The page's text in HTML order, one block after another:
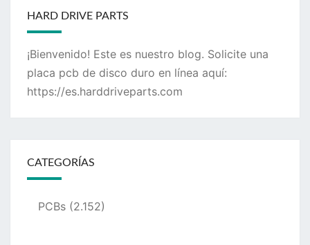
HARD DRIVE PARTS
¡Bienvenido! Este es nuestro blog. Solicite una
placa pcb de disco duro en línea aquí:
https://es.harddriveparts.com
CATEGORÍAS
PCBs (2.152)